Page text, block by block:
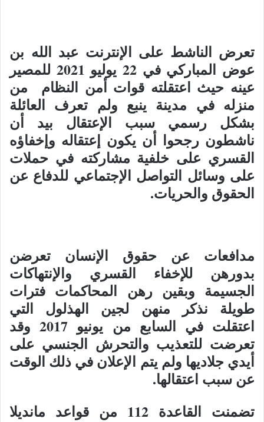
تعرض الناشط على الإنترنت عبد الله بن
عوض المباركي في 22 يوليو 2021 للمصير
عينه حيث اعتقلته قوات أمن النظام من
منزله في مدينة ينبع ولم تعرف العائلة
بشكل رسمي سبب الإعتقال بيد أن
ناشطون رجحوا أن يكون إعتقاله وإخفاؤه
القسري على خلفية مشاركته في حملات
على وسائل التواصل الإجتماعي للدفاع عن
الحقوق والحريات.
مدافعات عن حقوق الإنسان تعرضن
بدورهن للإخفاء القسري والإنتهاكات
الجسيمة وبقين رهن المحاكمات فترات
طويلة نذكر منهن لجين الهذلول التي
اعتقلت في السابع من يونيو 2017 وقد
تعرضت للتعذيب والتحرش الجنسي على
أيدي جلاديها ولم يتم الإعلان في ذلك الوقت
عن سبب اعتقالها.
تضمنت القاعدة 112 من قواعد مانديلا